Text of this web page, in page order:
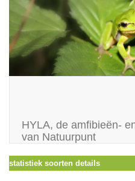
HYLA, de amfibieën-
van Natuurpunt
statistiek soorten details